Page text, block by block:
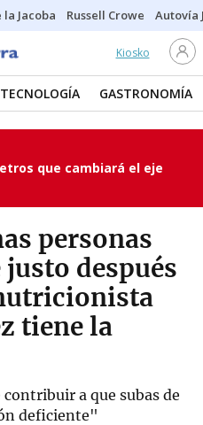
Jacoba Russell Crowe Autovía
Kiosko
GASTRONOMÍA
que cambiará el eje
personas
después
tiene la
a que subas de
deficiente"